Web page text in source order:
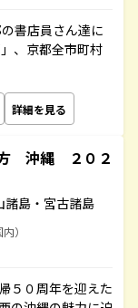
書店員さん達に
、京都全市町村
詳細を見る
沖縄 ２０２
諸島・宮古諸島
）
５０周年を迎えた